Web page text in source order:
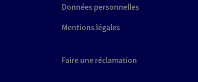
26 Av Des Belges, 43000
Agence accessible
Données personnelles
Mentions légales
Faire une réclamation